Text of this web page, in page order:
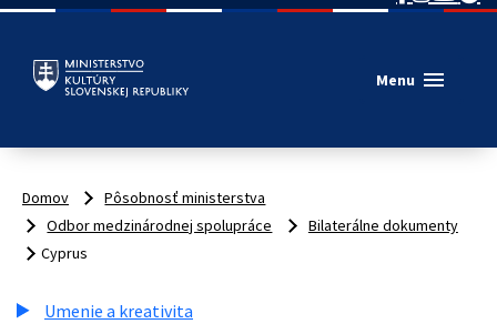
Menu menu
Domov
Pôsobnosť ministerstva
Odbor medzinárodnej spolupráce
Bilaterálne dokumenty
Cyprus
Umenie a kreativita